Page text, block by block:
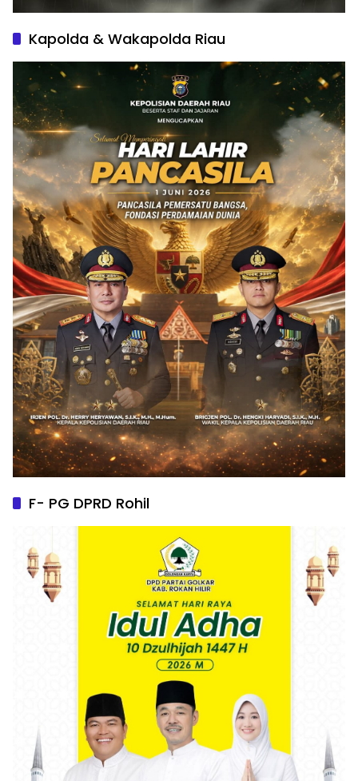
Kapolda & Wakapolda Riau
F- PG DPRD Rohil